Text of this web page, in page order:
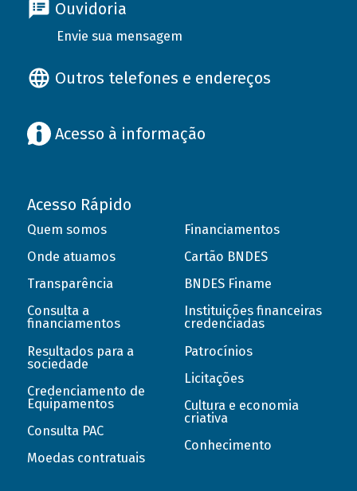
Ouvidoria
Envie sua mensagem
Outros telefones e endereços
Acesso à informação
Acesso Rápido
Quem somos
Onde atuamos
Transparência
Consulta a
financiamentos
Resultados para a
sociedade
Credenciamento de
Equipamentos
Consulta PAC
Moedas contratuais
Financiamentos
Cartão BNDES
BNDES Finame
Instituições financeiras
credenciadas
Patrocínios
Licitações
Cultura e economia
criativa
Conhecimento